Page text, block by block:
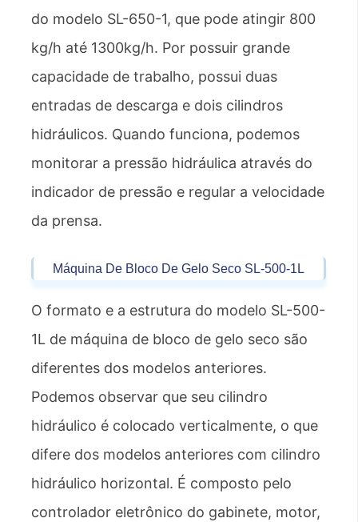
do modelo SL-650-1, que pode atingir 800
kg/h até 1300kg/h. Por possuir grande
capacidade de trabalho, possui duas
entradas de descarga e dois cilindros
hidráulicos. Quando funciona, podemos
monitorar a pressão hidráulica através do
indicador de pressão e regular a velocidade
da prensa.
Máquina De Bloco De Gelo Seco SL-500-1L
O formato e a estrutura do modelo SL-500-
1L de máquina de bloco de gelo seco são
diferentes dos modelos anteriores.
Podemos observar que seu cilindro
hidráulico é colocado verticalmente, o que
difere dos modelos anteriores com cilindro
hidráulico horizontal. É composto pelo
controlador eletrônico do gabinete, motor,